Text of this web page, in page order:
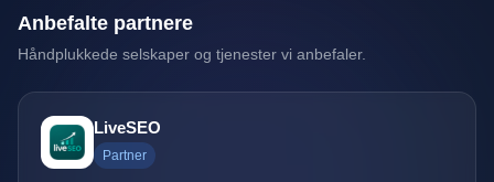
Anbefalte partnere
Håndplukkede selskaper og tjenester vi anbefaler.
LiveSEO
Partner